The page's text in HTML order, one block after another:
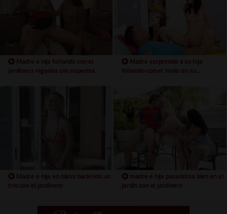
Madre e hija follando con el
jardinero regadas con esperma
Madre sorprende a su hija
follando con el novio en su
Madre e hija en bikini haciendo un
trio con el jardinero
madre e hija pasandola bien en el
jardin con el jardinero